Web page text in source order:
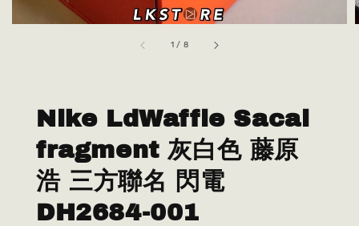
1 / 8
Nike LdWaffle Sacai
fragment 灰白色 藤原
浩 三方聯名 閃電
DH2684-001